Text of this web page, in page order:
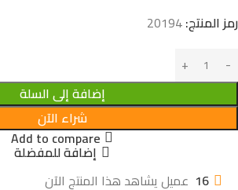
رمز المنتج:20194
إضافة إلى السلة
شراء الآن
Add to compare
إضافة للمفضلة
16 عميل يشاهد هذا المنتج الآن